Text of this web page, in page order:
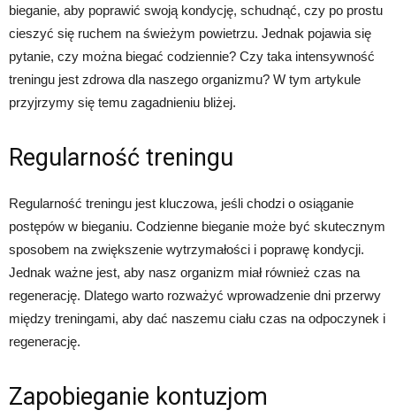
bieganie, aby poprawić swoją kondycję, schudnąć, czy po prostu
cieszyć się ruchem na świeżym powietrzu. Jednak pojawia się
pytanie, czy można biegać codziennie? Czy taka intensywność
treningu jest zdrowa dla naszego organizmu? W tym artykule
przyjrzymy się temu zagadnieniu bliżej.
Regularność treningu
Regularność treningu jest kluczowa, jeśli chodzi o osiąganie
postępów w bieganiu. Codzienne bieganie może być skutecznym
sposobem na zwiększenie wytrzymałości i poprawę kondycji.
Jednak ważne jest, aby nasz organizm miał również czas na
regenerację. Dlatego warto rozważyć wprowadzenie dni przerwy
między treningami, aby dać naszemu ciału czas na odpoczynek i
regenerację.
Zapobieganie kontuzjom